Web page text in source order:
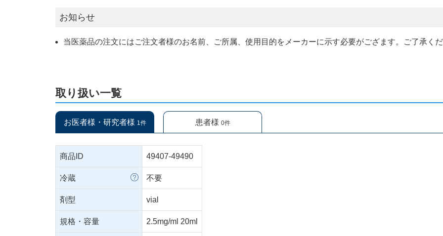
お知らせ
当医薬品の注文にはご注文者様のお名前、ご所属、使用目的をメーカーに示す必要がござます。ご了承く
取り扱い一覧
お医者様・研究者様 1件 患者様 0件
商品ID 49407-49490
冷蔵 不要
剤型 vial
規格・容量 2.5mg/ml 20ml